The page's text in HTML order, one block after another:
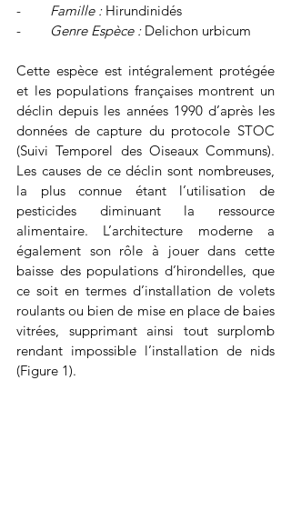
- Famille : Hirundinidés
-
Genre Espèce : Delichon urbicum
Cette espèce est intégralement protégée
et les populations françaises montrent un
déclin depuis les années 1990 d’après les
données de capture du protocole STOC
(Suivi Temporel des Oiseaux Communs).
Les causes de ce déclin sont nombreuses,
la plus connue étant l’utilisation de
pesticides diminuant la ressource
alimentaire. L’architecture moderne a
également son rôle à jouer dans cette
baisse des populations d’hirondelles, que
ce soit en termes d’installation de volets
roulants ou bien de mise en place de baies
vitrées, supprimant ainsi tout surplomb
rendant impossible l’installation de nids
(Figure 1).